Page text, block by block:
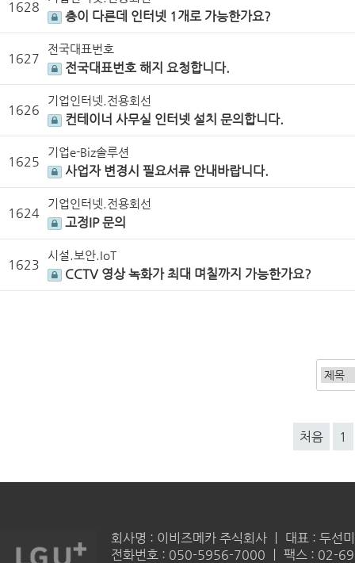
1628
층이 다른데 인터넷 1개로 가능한가요?
1627
전국대표번호
전국대표번호 해지 요청합니다.
1626
기업인터넷.전용회선
컨테이너 사무실 인터넷 설치 문의합니다.
1625
기업e-Biz솔루션
사업자 변경시 필요서류 안내바랍니다.
1624
기업인터넷.전용회선
고정IP 문의
1623
시설.보안.IoT
CCTV 영상 녹화가 최대 며칠까지 가능한가요?
처음 1
회사명 : 이비즈메카 주식회사 ㅣ 대표 : 두
전화번호 : 050-5956-7000 ㅣ 팩스 : 02-